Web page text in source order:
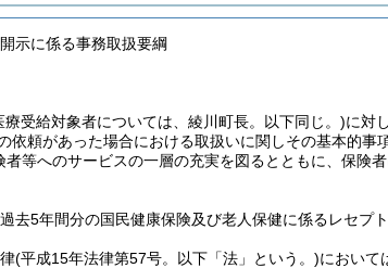
示に係る事務取扱要綱
療受給対象者については、綾川町長。以下同じ。)に対
依頼があった場合における取扱いに関しその基本的
等へのサービスの一層の充実を図るとともに、保険
去5年間分の国民健康保険及び老人保健に係るレセプト
(平成15年法律第57号。以下「法」という。)において